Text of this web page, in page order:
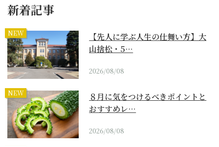
新着記事
NEW
【先人に学ぶ人生の仕舞い方】大
山捨松・5…
2026/08/08
NEW
８月に気をつけるべきポイントと
おすすめレ…
2026/08/08